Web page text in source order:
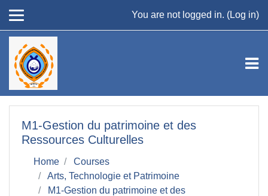
You are not logged in. (Log in)
M1-Gestion du patrimoine et des
Ressources Culturelles
Home
Courses
Arts, Technologie et Patrimoine
M1-Gestion du patrimoine et des